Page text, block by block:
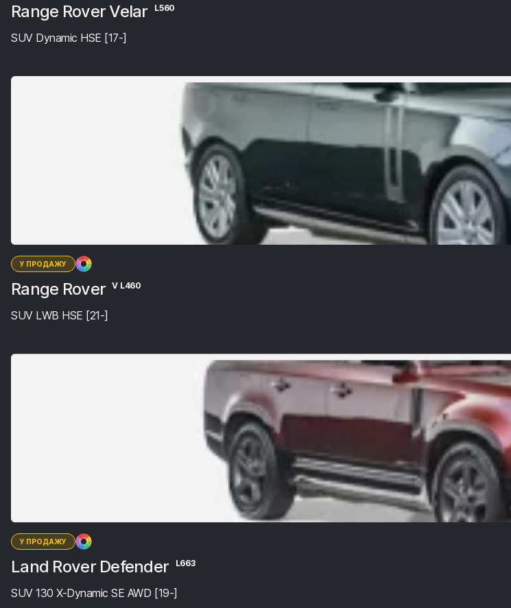
Range Rover Velar L560
SUV Dynamic HSE [17-]
У ПРОДАЖУ
Range Rover V L460
SUV LWB HSE [21-]
У ПРОДАЖУ
Land Rover Defender L663
SUV 130 X-Dynamic SE AWD [19-]